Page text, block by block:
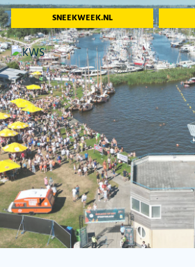
SNEEKWEEK.NL